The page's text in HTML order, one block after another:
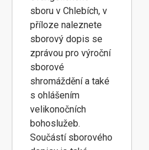
sboru v Chlebích, v
příloze naleznete
sborový dopis se
zprávou pro výroční
sborové
shromáždění a také
s ohlášením
velikonočních
bohoslužeb.
Součástí sborového